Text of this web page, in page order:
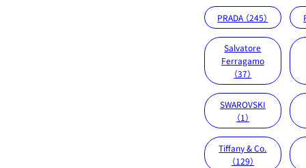
PRADA （245）
Salvatore
Ferragamo
（37）
SWAROVSKI
（1）
Tiffany & Co.
（129）